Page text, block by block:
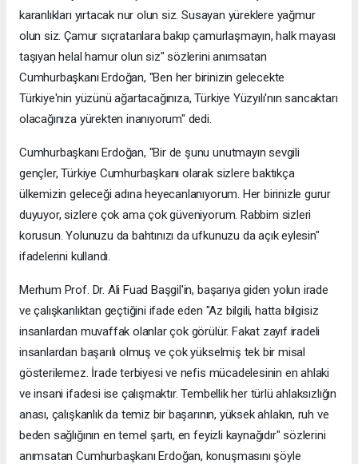
karanlıkları yırtacak nur olun siz. Susayan yüreklere yağmur
olun siz. Çamur sıçratanlara bakıp çamurlaşmayın, halk mayası
taşıyan helal hamur olun siz" sözlerini anımsatan
Cumhurbaşkanı Erdoğan, "Ben her birinizin gelecekte
Türkiye'nin yüzünü ağartacağınıza, Türkiye Yüzyılı'nın sancaktarı
olacağınıza yürekten inanıyorum" dedi.
Cumhurbaşkanı Erdoğan, "Bir de şunu unutmayın sevgili
gençler, Türkiye Cumhurbaşkanı olarak sizlere baktıkça
ülkemizin geleceği adına heyecanlanıyorum. Her birinizle gurur
duyuyor, sizlere çok ama çok güveniyorum. Rabbim sizleri
korusun. Yolunuzu da bahtınızı da ufkunuzu da açık eylesin"
ifadelerini kullandı.
Merhum Prof. Dr. Ali Fuad Başgil'in, başarıya giden yolun irade
ve çalışkanlıktan geçtiğini ifade eden "Az bilgili, hatta bilgisiz
insanlardan muvaffak olanlar çok görülür. Fakat zayıf iradeli
insanlardan başarılı olmuş ve çok yükselmiş tek bir misal
gösterilemez. İrade terbiyesi ve nefis mücadelesinin en ahlaki
ve insani ifadesi ise çalışmaktır. Tembellik her türlü ahlaksızlığın
anası, çalışkanlık da temiz bir başarının, yüksek ahlakın, ruh ve
beden sağlığının en temel şartı, en feyizli kaynağıdır" sözlerini
anımsatan Cumhurbaşkanı Erdoğan, konuşmasını şöyle